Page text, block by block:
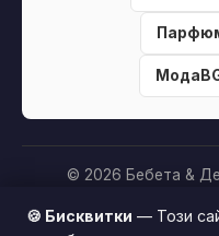
© 2026 Бебета &
Партньорско
съдържа партньорски
🍪 Бисквитки — Този